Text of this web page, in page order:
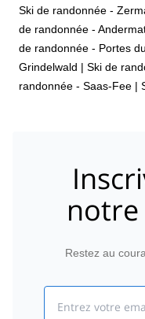
Ski de randonnée -
de randonnée -
de randonnée - Portes
Grindelwald | Ski de
randonnée - Saas-Fee |
Restez au